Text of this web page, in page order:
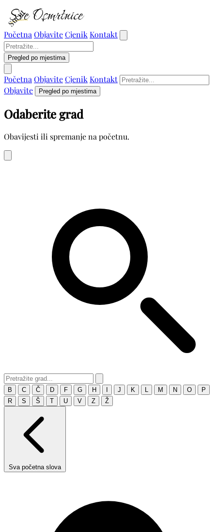
Početna ObjaviteCjenik Kontakt
Pregled po mjestima
Početna ObjaviteCjenik Kontakt
Objavite
Pregled po mjestima
Odaberite grad
Obavijesti ili spremanje na početnu.
B C Č D F G H J K M N O
P
R
S Š T U V Z Ž
Sva početna slova
Sućut